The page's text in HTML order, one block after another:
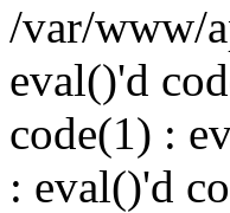
/var/www/
eval()'d
code(1) :
: eval()'d